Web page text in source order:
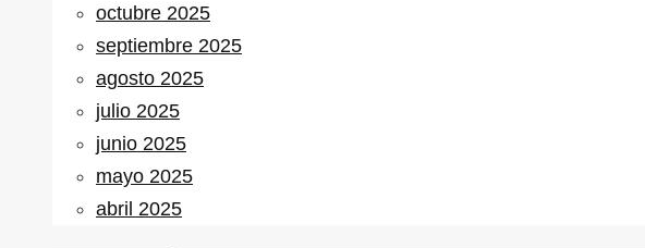
octubre 2025
septiembre 2025
agosto 2025
julio 2025
junio 2025
mayo 2025
abril 2025